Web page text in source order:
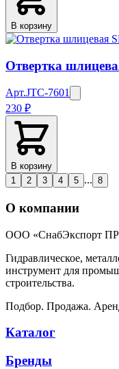
В корзину
Отвертка
Арт.JTC-7601
230 ₽
В корзину
1
2 3 4 5 ... 8
О компании
ООО «СнабЭкспорт
Гидравлическое,
инструмент для
строительства.
Подбор. Продажа.
Каталог
Бренды